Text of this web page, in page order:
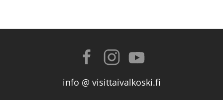
info @ visittaivalkoski.fi